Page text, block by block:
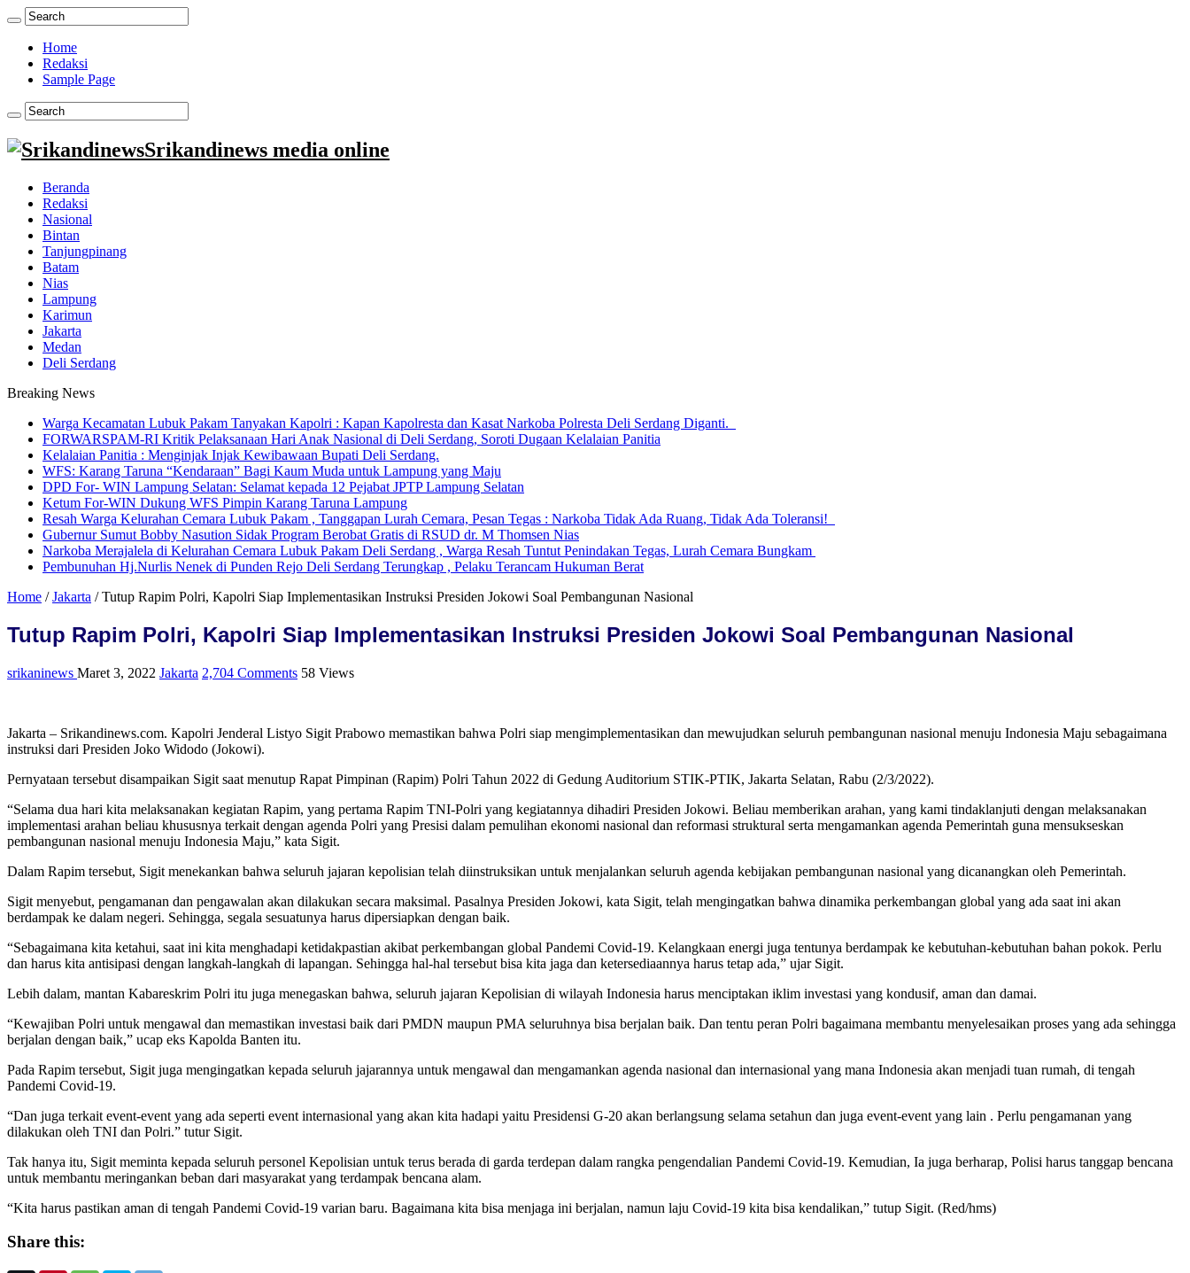
Home
Redaksi
Sample Page
Srikandinews media online
Beranda
Redaksi
Nasional
Bintan
Tanjungpinang
Batam
Nias
Lampung
Karimun
Jakarta
Medan
Deli Serdang
Breaking News
Warga Kecamatan Lubuk Pakam Tanyakan Kapolri : Kapan Kapolresta dan Kasat Narkoba Polresta Deli Serdang Diganti.
FORWARSPAM-RI Kritik Pelaksanaan Hari Anak Nasional di Deli Serdang, Soroti Dugaan Kelalaian Panitia
Kelalaian Panitia : Menginjak Injak Kewibawaan Bupati Deli Serdang.
WFS: Karang Taruna “Kendaraan” Bagi Kaum Muda untuk Lampung yang Maju
DPD For- WIN Lampung Selatan: Selamat kepada 12 Pejabat JPTP Lampung Selatan
Ketum For-WIN Dukung WFS Pimpin Karang Taruna Lampung
Resah Warga Kelurahan Cemara Lubuk Pakam , Tanggapan Lurah Cemara, Pesan Tegas : Narkoba Tidak Ada Ruang, Tidak Ada Toleransi!
Gubernur Sumut Bobby Nasution Sidak Program Berobat Gratis di RSUD dr. M Thomsen Nias
Narkoba Merajalela di Kelurahan Cemara Lubuk Pakam Deli Serdang , Warga Resah Tuntut Penindakan Tegas, Lurah Cemara Bungkam
Pembunuhan Hj.Nurlis Nenek di Punden Rejo Deli Serdang Terungkap , Pelaku Terancam Hukuman Berat
Home / Jakarta / Tutup Rapim Polri, Kapolri Siap Implementasikan Instruksi Presiden Jokowi Soal Pembangunan Nasional
Tutup Rapim Polri, Kapolri Siap Implementasikan Instruksi Presiden Jokowi Soal Pembangunan Nasional
srikaninews Maret 3, 2022 Jakarta 2,704 Comments 58 Views
Jakarta – Srikandinews.com. Kapolri Jenderal Listyo Sigit Prabowo memastikan bahwa Polri siap mengimplementasikan dan mewujudkan seluruh pembangunan nasional menuju Indonesia Maju sebagaimana
instruksi dari Presiden Joko Widodo (Jokowi).
Pernyataan tersebut disampaikan Sigit saat menutup Rapat Pimpinan (Rapim) Polri Tahun 2022 di Gedung Auditorium STIK-PTIK, Jakarta Selatan, Rabu (2/3/2022).
“Selama dua hari kita melaksanakan kegiatan Rapim, yang pertama Rapim TNI-Polri yang kegiatannya dihadiri Presiden Jokowi. Beliau memberikan arahan, yang kami tindaklanjuti dengan melaksanakan
implementasi arahan beliau khususnya terkait dengan agenda Polri yang Presisi dalam pemulihan ekonomi nasional dan reformasi struktural serta mengamankan agenda Pemerintah guna mensukseskan
pembangunan nasional menuju Indonesia Maju,” kata Sigit.
Dalam Rapim tersebut, Sigit menekankan bahwa seluruh jajaran kepolisian telah diinstruksikan untuk menjalankan seluruh agenda kebijakan pembangunan nasional yang dicanangkan oleh Pemerintah.
Sigit menyebut, pengamanan dan pengawalan akan dilakukan secara maksimal. Pasalnya Presiden Jokowi, kata Sigit, telah mengingatkan bahwa dinamika perkembangan global yang ada saat ini akan
berdampak ke dalam negeri. Sehingga, segala sesuatunya harus dipersiapkan dengan baik.
“Sebagaimana kita ketahui, saat ini kita menghadapi ketidakpastian akibat perkembangan global Pandemi Covid-19. Kelangkaan energi juga tentunya berdampak ke kebutuhan-kebutuhan bahan pokok. Perlu
dan harus kita antisipasi dengan langkah-langkah di lapangan. Sehingga hal-hal tersebut bisa kita jaga dan ketersediaannya harus tetap ada,” ujar Sigit.
Lebih dalam, mantan Kabareskrim Polri itu juga menegaskan bahwa, seluruh jajaran Kepolisian di wilayah Indonesia harus menciptakan iklim investasi yang kondusif, aman dan damai.
“Kewajiban Polri untuk mengawal dan memastikan investasi baik dari PMDN maupun PMA seluruhnya bisa berjalan baik. Dan tentu peran Polri bagaimana membantu menyelesaikan proses yang ada sehingga
berjalan dengan baik,” ucap eks Kapolda Banten itu.
Pada Rapim tersebut, Sigit juga mengingatkan kepada seluruh jajarannya untuk mengawal dan mengamankan agenda nasional dan internasional yang mana Indonesia akan menjadi tuan rumah, di tengah
Pandemi Covid-19.
“Dan juga terkait event-event yang ada seperti event internasional yang akan kita hadapi yaitu Presidensi G-20 akan berlangsung selama setahun dan juga event-event yang lain . Perlu pengamanan yang
dilakukan oleh TNI dan Polri.” tutur Sigit.
Tak hanya itu, Sigit meminta kepada seluruh personel Kepolisian untuk terus berada di garda terdepan dalam rangka pengendalian Pandemi Covid-19. Kemudian, Ia juga berharap, Polisi harus tanggap bencana
untuk membantu meringankan beban dari masyarakat yang terdampak bencana alam.
“Kita harus pastikan aman di tengah Pandemi Covid-19 varian baru. Bagaimana kita bisa menjaga ini berjalan, namun laju Covid-19 kita bisa kendalikan,” tutup Sigit. (Red/hms)
Share this: